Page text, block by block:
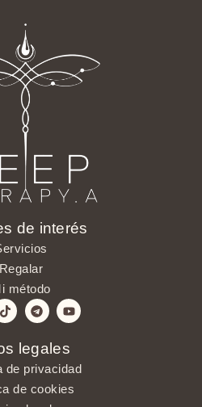
de interés
Regalar
método
legales
de privacidad
de cookies